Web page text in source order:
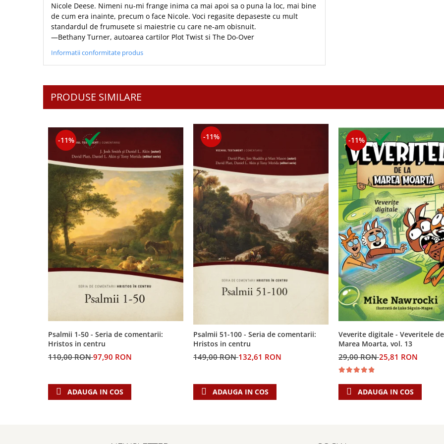
Nicole Deese. Nimeni nu-mi frange inima ca mai apoi sa o puna la loc, mai bine
de cum era inainte, precum o face Nicole. Voci regasite depaseste cu mult
standardul de frumusete si maiestrie cu care ne-am obisnuit.
—Bethany Turner, autoarea cartilor Plot Twist si The Do-Over
Informatii conformitate produs
PRODUSE SIMILARE
-11%
Psalmii 1-50 - Seria de comentarii:
Hristos in centru
110,00 RON97,90 RON
ADAUGA IN COS
-11%
Psalmii 51-100 - Seria de comentarii:
Hristos in centru
149,00 RON132,61 RON
ADAUGA IN COS
-11%
Veverite digitale - Veveritele
Marea Moarta, vol. 13
29,00 RON25,81 RON
ADAUGA IN COS